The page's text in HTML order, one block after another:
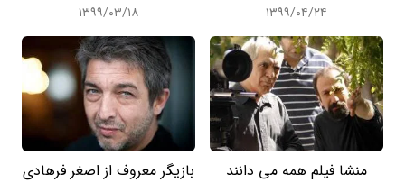
۱۳۹۹/۰۴/۲۴ ۱۳۹۹/۰۳/۱۸
منشا فیلم همه می دانند
بازیگر معروف از اصغر فرهادی